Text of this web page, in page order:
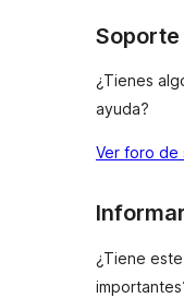
Soporte
¿Tienes
ayuda?
Ver foro de
Informar
¿Tiene